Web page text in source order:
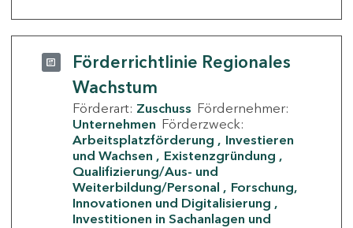
Förderrichtlinie Regionales
Wachstum
Förderart: Zuschuss Fördernehmer:
Unternehmen Förderzweck:
Arbeitsplatzförderung
Investieren
und Wachsen
Existenzgründung
Qualifizierung/Aus- und
Weiterbildung/Personal
Forschung,
Innovationen und Digitalisierung
Investitionen in Sachanlagen und